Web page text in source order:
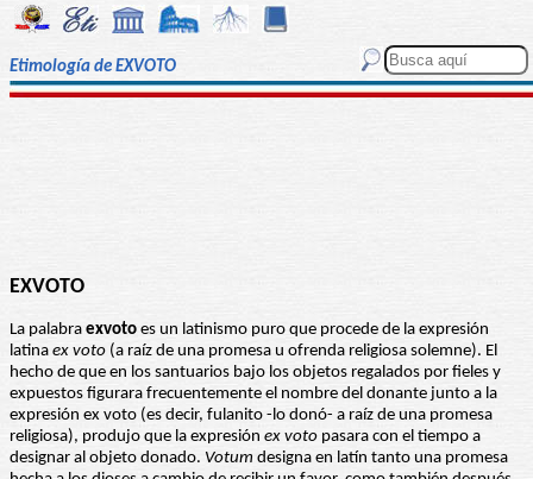
Etimología de EXVOTO
EXVOTO
La palabra exvoto es un latinismo puro que procede de la expresión
latina ex voto (a raíz de una promesa u ofrenda religiosa solemne). El
hecho de que en los santuarios bajo los objetos regalados por fieles y
expuestos figurara frecuentemente el nombre del donante junto a la
expresión ex voto (es decir, fulanito -lo donó- a raíz de una promesa
religiosa), produjo que la expresión ex voto pasara con el tiempo a
designar al objeto donado. Votum designa en latín tanto una promesa